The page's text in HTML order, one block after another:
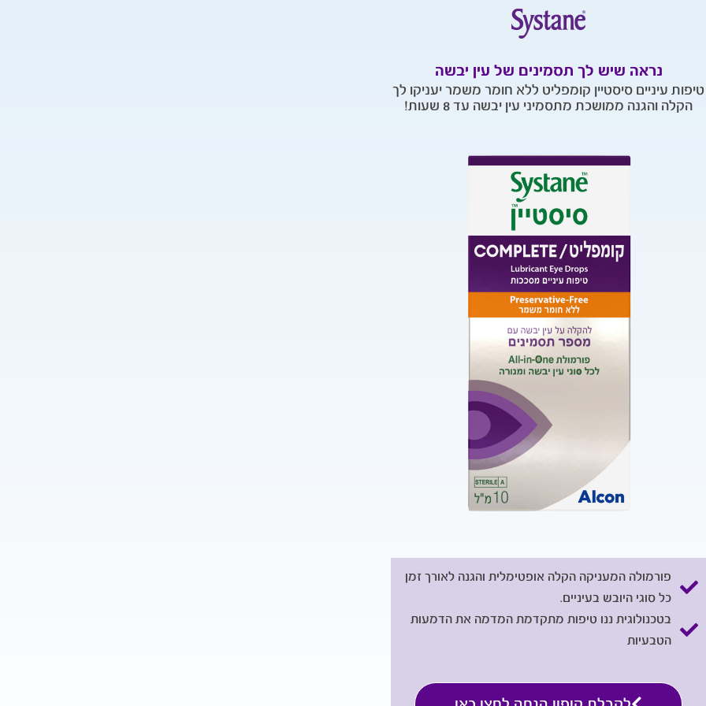
נראה שיש לך תסמינים של עין יבשה
טיפות עיניים סיסטיין קומפליט ללא חומר משמר יעניקו לך
הקלה והגנה ממושכת מתסמיני עין יבשה עד 8 שעות!
פורמולה המעניקה הקלה אופטימלית והגנה לאורך זמן
כל סוגי היובש בעיניים.
בטכנולוגית ננו טיפות מתקדמת המדמה את הדמעות
הטבעיות